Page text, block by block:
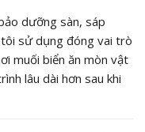
dưỡng sàn, sáp
sử dụng đóng vai trò
muối biển ăn mòn vật
lâu dài hơn sau khi